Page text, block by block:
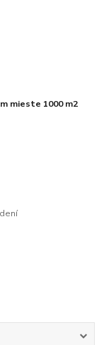
mieste 1000 m2